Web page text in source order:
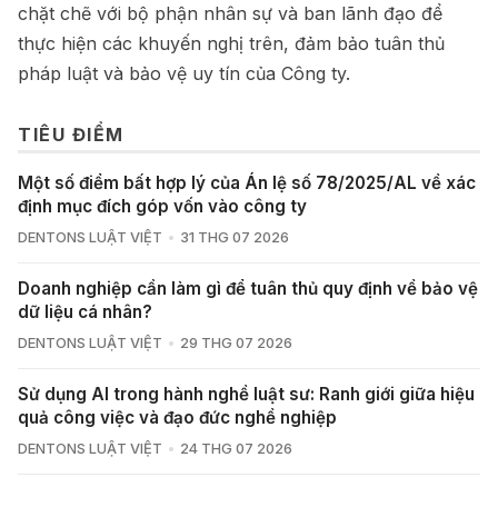
chặt chẽ với bộ phận nhân sự và ban lãnh đạo để
thực hiện các khuyến nghị trên, đảm bảo tuân thủ
pháp luật và bảo vệ uy tín của Công ty.
TIÊU ĐIỂM
Một số điểm bất hợp lý của Án lệ số 78/2025/AL về xác
định mục đích góp vốn vào công ty
DENTONS LUẬT VIỆT 31 THG 07 2026
Doanh nghiệp cần làm gì để tuân thủ quy định về bảo vệ
dữ liệu cá nhân?
DENTONS LUẬT VIỆT 29 THG 07 2026
Sử dụng AI trong hành nghề luật sư: Ranh giới giữa hiệu
quả công việc và đạo đức nghề nghiệp
DENTONS LUẬT VIỆT 24 THG 07 2026